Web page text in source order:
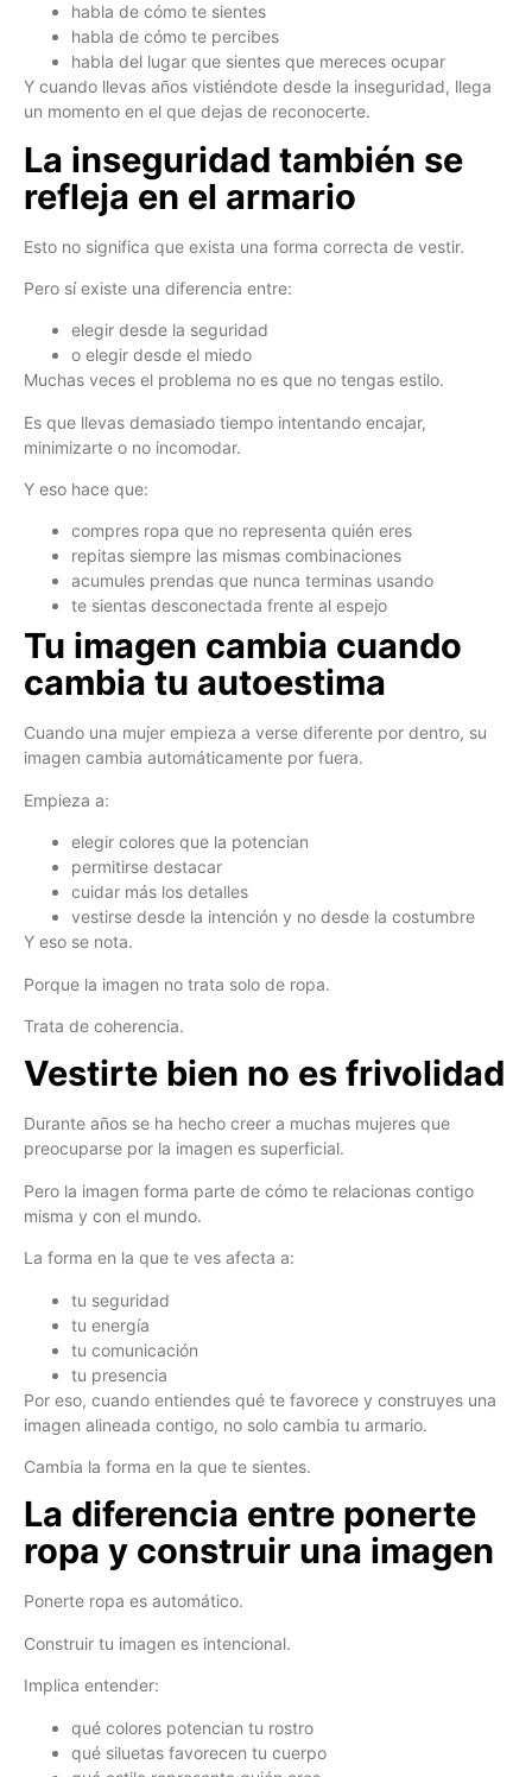
habla de cómo te sientes
habla de cómo te percibes
habla del lugar que sientes que mereces ocupar
Y cuando llevas años vistiéndote desde la inseguridad, llega
un momento en el que dejas de reconocerte.
La inseguridad también se
refleja en el armario
Esto no significa que exista una forma correcta de vestir.
Pero sí existe una diferencia entre:
elegir desde la seguridad
o elegir desde el miedo
Muchas veces el problema no es que no tengas estilo.
Es que llevas demasiado tiempo intentando encajar,
minimizarte o no incomodar.
Y eso hace que:
compres ropa que no representa quién eres
repitas siempre las mismas combinaciones
acumules prendas que nunca terminas usando
te sientas desconectada frente al espejo
Tu imagen cambia cuando
cambia tu autoestima
Cuando una mujer empieza a verse diferente por dentro, su
imagen cambia automáticamente por fuera.
Empieza a:
elegir colores que la potencian
permitirse destacar
cuidar más los detalles
vestirse desde la intención y no desde la costumbre
Y eso se nota.
Porque la imagen no trata solo de ropa.
Trata de coherencia.
Vestirte bien no es frivolidad
Durante años se ha hecho creer a muchas mujeres que
preocuparse por la imagen es superficial.
Pero la imagen forma parte de cómo te relacionas contigo
misma y con el mundo.
La forma en la que te ves afecta a:
tu seguridad
tu energía
tu comunicación
tu presencia
Por eso, cuando entiendes qué te favorece y construyes una
imagen alineada contigo, no solo cambia tu armario.
Cambia la forma en la que te sientes.
La diferencia entre ponerte
ropa y construir una imagen
Ponerte ropa es automático.
Construir tu imagen es intencional.
Implica entender:
qué colores potencian tu rostro
qué siluetas favorecen tu cuerpo